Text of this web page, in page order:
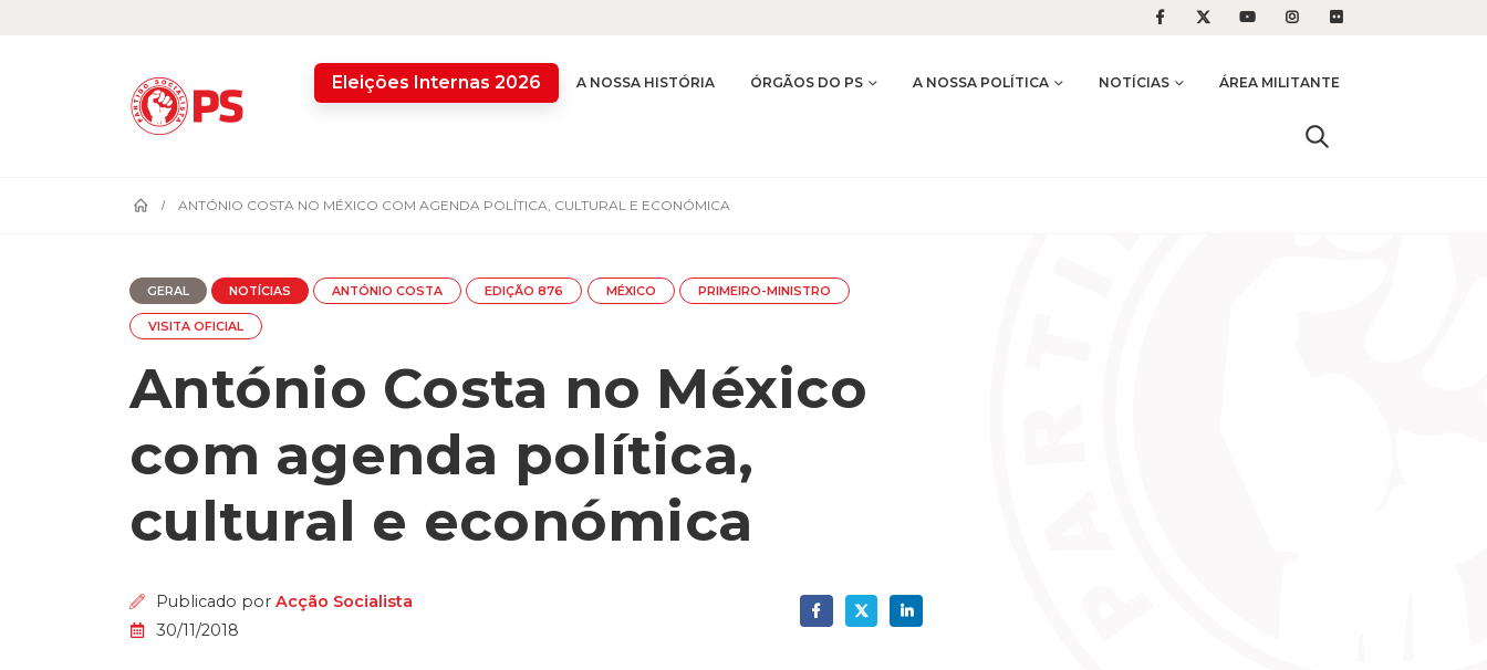
Eleições Internas 2026 A NOSSA HISTÓRIA ÓRGÃOS DO PS A NOSSA POLÍTICA NOTÍCIAS ÁREA MILITANTE
ANTÓNIO COSTA NO MÉXICO COM AGENDA POLÍTICA, CULTURAL E ECONÓMICA
GERAL NOTÍCIAS ANTÓNIO COSTA EDIÇÃO 876 MÉXICO PRIMEIRO-MINISTRO
VISITA OFICIAL
António Costa no México
com agenda política,
cultural e económica
30/11/2018
Publicado porAcção Socialista